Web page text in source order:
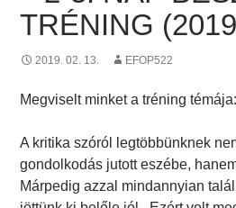
TRÉNING
2019. 02. 13. EFOP522
Megviselt minket a tréning
A kritika szóról legtöbbünknek
gondolkodás jutott eszébe,
Márpedig azzal mindannyian